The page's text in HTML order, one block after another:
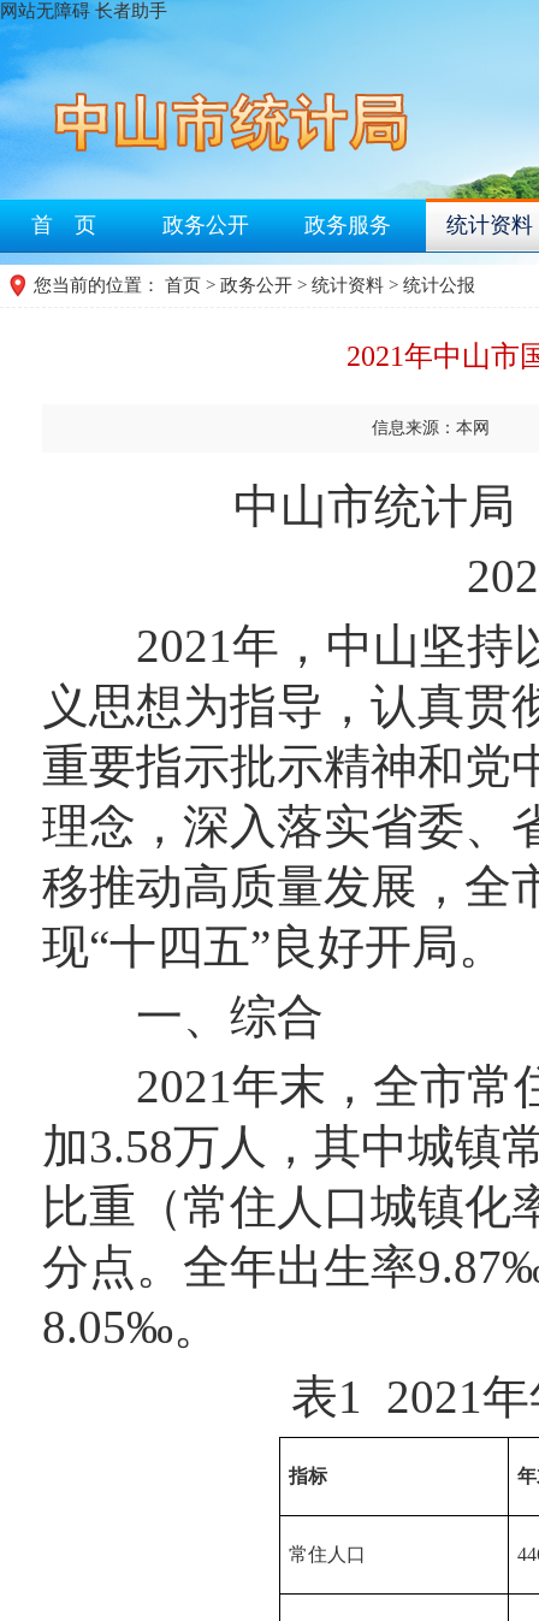
网站无障碍 长者助手
首 页 政务公开 政务服务 统计资料
您当前的位置： 首页 > 政务公开 > 统计资料 > 统计公报
2021年中山市
信息来源：本网
中山市统计局
2021年，中山坚持
义思想为指导，认真贯
重要指示批示精神和党
理念，深入落实省委、
移推动高质量发展，全
现“十四五”良好开局。
一、综合
2021年末，全市常
加3.58万人，其中城镇
比重（常住人口城镇化
分点。全年出生率
8.05‰。
表1 2021
指标
常住人口